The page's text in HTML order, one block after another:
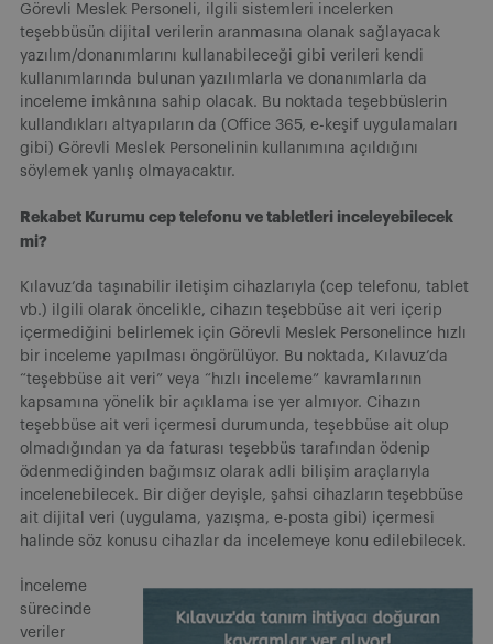
Görevli Meslek Personeli, ilgili sistemleri incelerken
teşebbüsün dijital verilerin aranmasına olanak sağlayacak
yazılım/donanımlarını kullanabileceği gibi verileri kendi
kullanımlarında bulunan yazılımlarla ve donanımlarla da
inceleme imkânına sahip olacak. Bu noktada teşebbüslerin
kullandıkları altyapıların da (Office 365, e-keşif uygulamaları
gibi) Görevli Meslek Personelinin kullanımına açıldığını
söylemek yanlış olmayacaktır.
Rekabet Kurumu cep telefonu ve tabletleri inceleyebilecek
mi?
Kılavuz’da taşınabilir iletişim cihazlarıyla (cep telefonu, tablet
vb.) ilgili olarak öncelikle, cihazın teşebbüse ait veri içerip
içermediğini belirlemek için Görevli Meslek Personelince hızlı
bir inceleme yapılması öngörülüyor. Bu noktada, Kılavuz’da
“teşebbüse ait veri” veya “hızlı inceleme” kavramlarının
kapsamına yönelik bir açıklama ise yer almıyor. Cihazın
teşebbüse ait veri içermesi durumunda, teşebbüse ait olup
olmadığından ya da faturası teşebbüs tarafından ödenip
ödenmediğinden bağımsız olarak adli bilişim araçlarıyla
incelenebilecek. Bir diğer deyişle, şahsi cihazların teşebbüse
ait dijital veri (uygulama, yazışma, e-posta gibi) içermesi
halinde söz konusu cihazlar da incelemeye konu edilebilecek.
İnceleme
sürecinde
veriler